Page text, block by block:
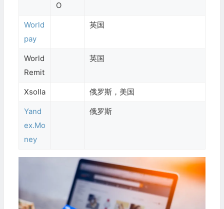
O
World
pay
英国
World
Remit
英国
Xsolla 俄罗斯，美国
Yand
ex.Mo
ney
俄罗斯